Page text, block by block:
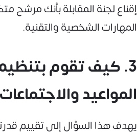
إقناع لجنة المقابلة بأنك مرشح
المهارات الشخصية والتقنية.
3. كيف تقوم
المواعيد
يهدف هذا السؤال إلى تقييم